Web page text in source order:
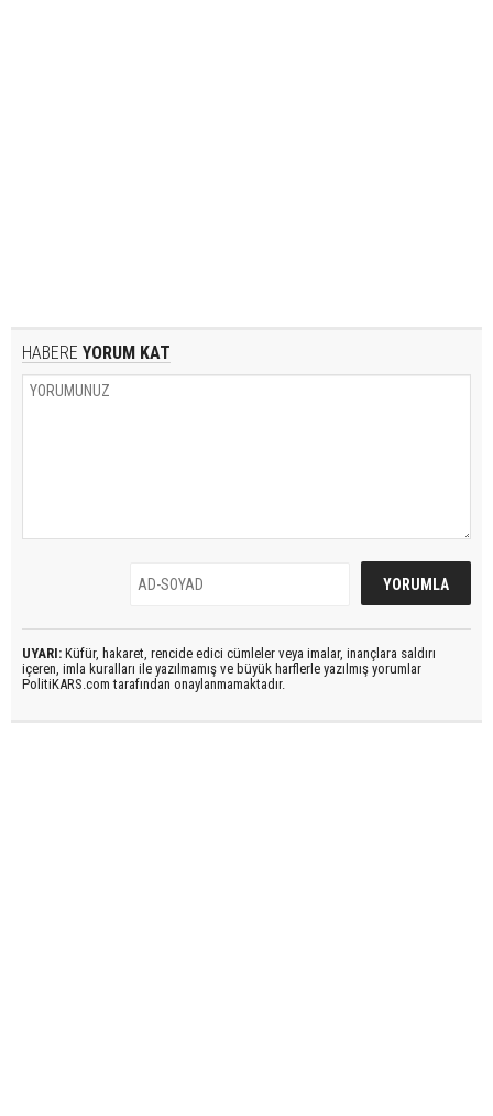
HABERE YORUM KAT
UYARI: Küfür, hakaret, rencide edici cümleler veya imalar, inançlara saldırı
içeren, imla kuralları ile yazılmamış ve büyük harflerle yazılmış yorumlar
PolitiKARS.com tarafından onaylanmamaktadır.